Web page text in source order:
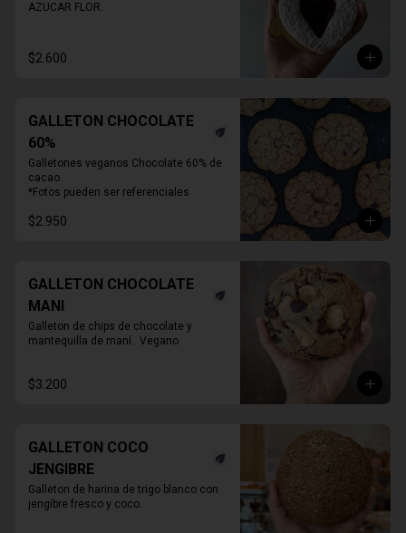
AZUCAR FLOR.
$2.600
GALLETON CHOCOLATE
60%
Galletones veganos Chocolate 60% de
cacao.
*Fotos pueden ser referenciales
$2.950
GALLETON CHOCOLATE
MANI
Galleton de chips de chocolate y
mantequilla de maní.  Vegano
$3.200
GALLETON COCO
JENGIBRE
Galleton de harina de trigo blanco con
jengibre fresco y coco.